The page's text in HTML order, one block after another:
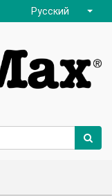
Русский